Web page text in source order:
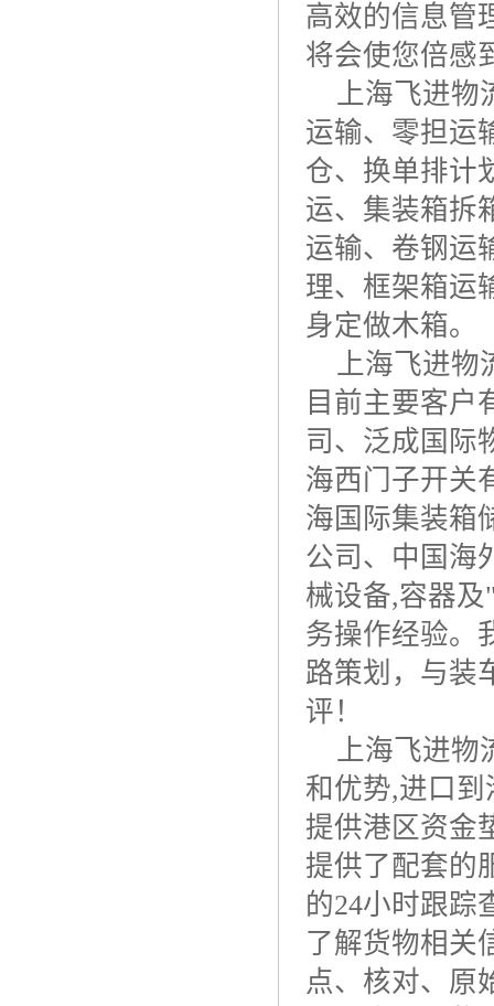
高效的信息管
将会使您倍感
上海飞进物
运输、零担运
仓、换单排计
运、集装箱拆
运输、卷钢运
理、框架箱运
身定做木箱。
上海飞进物
目前主要客户
司、泛成国际
海西门子开关
海国际集装箱
公司、中国海
械设备,容器及
务操作经验。
路策划，与装
评！
上海飞进物
和优势,进口到
提供港区资金
提供了配套的
的24小时跟踪
了解货物相关
点、核对、原